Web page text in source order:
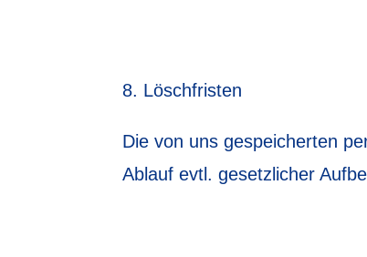
Löschfristen
Die von uns gespeicherten
Ablauf evtl. gesetzlicher